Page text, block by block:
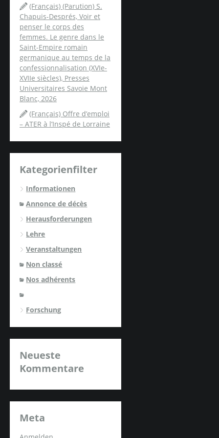
(Français) (Parution) S.
Chapuis-Després, Voir et
penser le corps des
femmes. Le genre dans le
Saint-Empire romain
germanique au temps de la
confessionnalisation (XVIe-
XVIIe siècles), Presses
Universitaires Savoie Mont
Blanc, 2026
(Français) Offre d’emploi
– ATER à l’Inspé de Lorraine
Kategorienfilter
Informationen
Annonce de décès
Herausforderungen
Lehre
Veranstaltungen
Non classé
Nos adhérents
Forschung
Neueste
Kommentare
Meta